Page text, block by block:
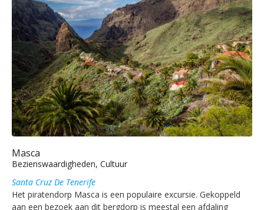
Masca
Bezienswaardigheden, Cultuur
Santa Cruz De Tenerife
Het piratendorp Masca is een populaire excursie. Gekoppeld
aan een bezoek aan dit bergdorp is meestal een afdaling